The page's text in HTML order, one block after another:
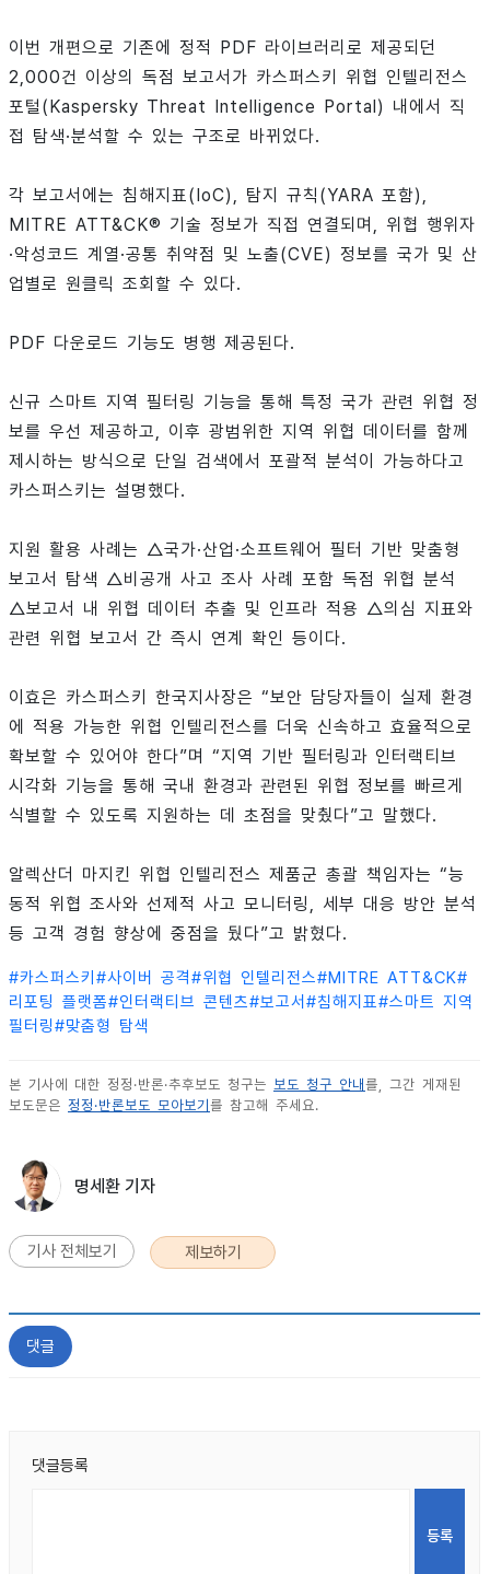
이번 개편으로 기존에 정적 PDF 라이브러리로 제공되던
2,000건 이상의 독점 보고서가 카스퍼스키 위협 인텔리전스
포털(Kaspersky Threat Intelligence Portal) 내에서 직
접 탐색·분석할 수 있는 구조로 바뀌었다.
각 보고서에는 침해지표(IoC), 탐지 규칙(YARA 포함),
MITRE ATT&CK® 기술 정보가 직접 연결되며, 위협 행위자
·악성코드 계열·공통 취약점 및 노출(CVE) 정보를 국가 및 산
업별로 원클릭 조회할 수 있다.
PDF 다운로드 기능도 병행 제공된다.
신규 스마트 지역 필터링 기능을 통해 특정 국가 관련 위협 정
보를 우선 제공하고, 이후 광범위한 지역 위협 데이터를 함께
제시하는 방식으로 단일 검색에서 포괄적 분석이 가능하다고
카스퍼스키는 설명했다.
지원 활용 사례는 △국가·산업·소프트웨어 필터 기반 맞춤형
보고서 탐색 △비공개 사고 조사 사례 포함 독점 위협 분석
△보고서 내 위협 데이터 추출 및 인프라 적용 △의심 지표와
관련 위협 보고서 간 즉시 연계 확인 등이다.
이효은 카스퍼스키 한국지사장은 “보안 담당자들이 실제 환경
에 적용 가능한 위협 인텔리전스를 더욱 신속하고 효율적으로
확보할 수 있어야 한다”며 “지역 기반 필터링과 인터랙티브
시각화 기능을 통해 국내 환경과 관련된 위협 정보를 빠르게
식별할 수 있도록 지원하는 데 초점을 맞췄다”고 말했다.
알렉산더 마지킨 위협 인텔리전스 제품군 총괄 책임자는 “능
동적 위협 조사와 선제적 사고 모니터링, 세부 대응 방안 분석
등 고객 경험 향상에 중점을 뒀다”고 밝혔다.
#카스퍼스키 #사이버 공격#위협 인텔리전스#MITRE ATT&CK#
리포팅 플랫폼#인터랙티브 콘텐츠#보고서 #침해지표#스마트 지역
필터링#맞춤형 탐색
본 기사에 대한 정정·반론·추후보도 청구는 보도 청구 안내를, 그간 게재된
보도문은 정정·반론보도 모아보기를 참고해 주세요.
명세환 기자
기사 전체보기 제보하기
댓글
댓글등록